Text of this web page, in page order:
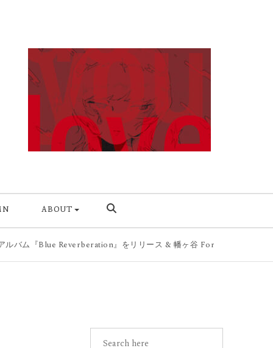
ABOUT
Blue Reverberation』をリリース & 幡ヶ谷 Forestlimitにてリリパを9/